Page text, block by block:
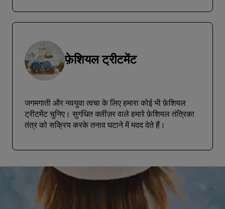
फ़ेशियल ट्रीटमेंट
जगमगाती और नवयुवा त्वचा के लिए हमारा कोई भी फ़ेशियल
ट्रीटमेंट चुनिए। सुगंधित क्लींज़र वाले हमारे फ़ेशियल तंत्रिका
तंत्र को सक्रिय करके तनाव घटाने में मदद देते हैं।